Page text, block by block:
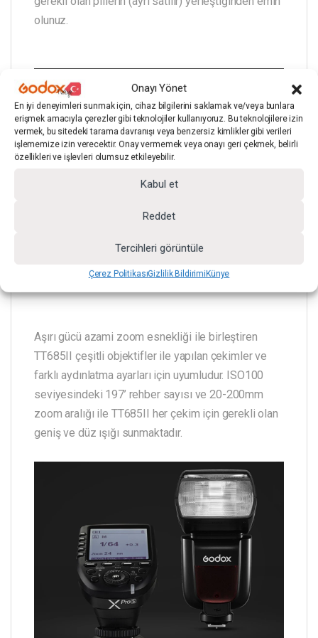
Onayı Yönet
En iyi deneyimleri sunmak için, cihaz bilgilerini saklamak ve/veya bunlara
erişmek amacıyla çerezler gibi teknolojiler kullanıyoruz. Bu teknolojilere izin
vermek, bu sitedeki tarama davranışı veya benzersiz kimlikler gibi verileri
işlememize izin verecektir. Onay vermemek veya onayı geri çekmek, belirli
özellikleri ve işlevleri olumsuz etkileyebilir.
Kabul et
Reddet
Tercihleri görüntüle
Çerez PolitikasıGizlilik BildirimiKünye
olunuz.
Daha Geniş Aydınlatma Kapsamı
Aşırı gücü azami zoom esnekliği ile birleştiren
TT685II çeşitli objektifler ile yapılan çekimler ve
farklı aydınlatma ayarları için uyumludur. ISO100
seviyesindeki 197’ rehber sayısı ve 20-200mm
zoom aralığı ile TT685II her çekim için gerekli olan
geniş ve düz ışığı sunmaktadır.